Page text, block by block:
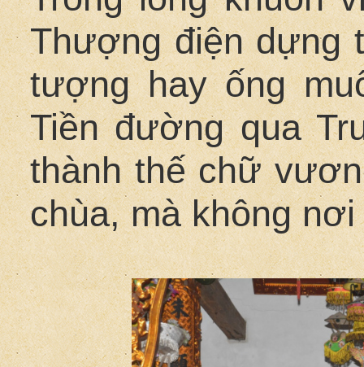
Thượng điện dựng
tượng hay ống
Tiền đường qua
thành thế chữ
chùa, mà không